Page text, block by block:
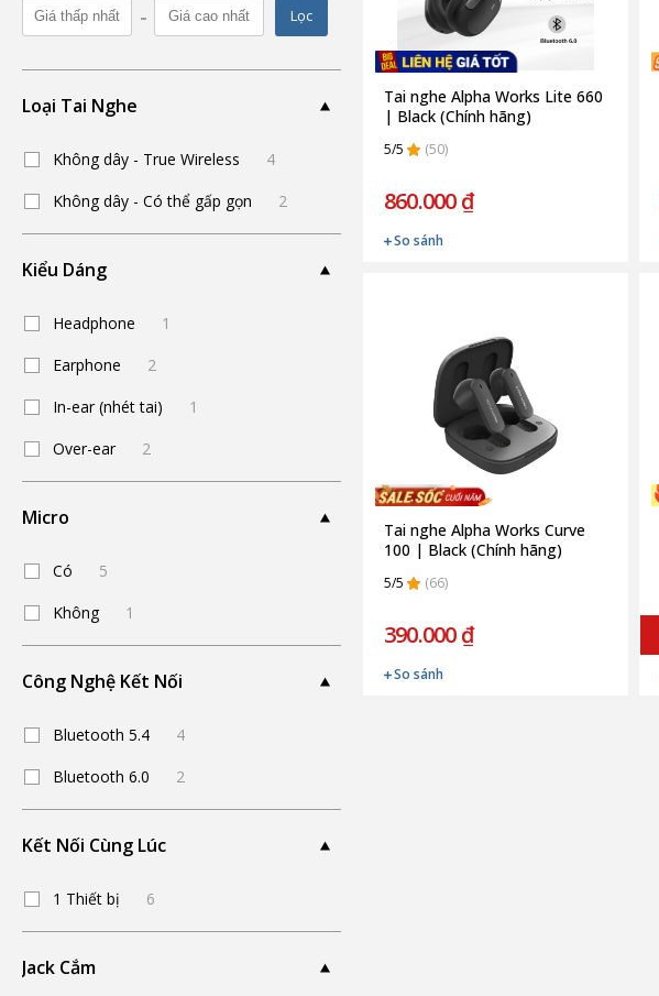
- Lọc
Loại Tai Nghe
Không dây - True Wireless
4
Không dây - Có thể gấp gọn
2
Kiểu Dáng
Headphone
1
Earphone
2
In-ear (nhét tai)
1
Over-ear
2
Micro
Có
5
Không
1
Công Nghệ Kết Nối
Bluetooth 5.4
4
Bluetooth 6.0
2
Kết Nối Cùng Lúc
1 Thiết bị 6
Jack Cắm
Tai nghe Alpha Works Lite 660
| Black (Chính hãng)
5/5 (50)
860.000 ₫
So sánh
Tai nghe Alpha Works Curve
100 | Black (Chính hãng)
5/5 (66)
390.000 ₫
So sánh